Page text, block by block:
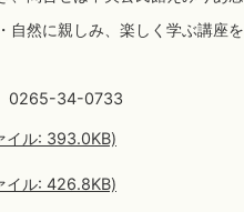
に親しみ、楽しく学ぶ講座を
0265-34-0733
イル: 393.0KB)
イル: 426.8KB)